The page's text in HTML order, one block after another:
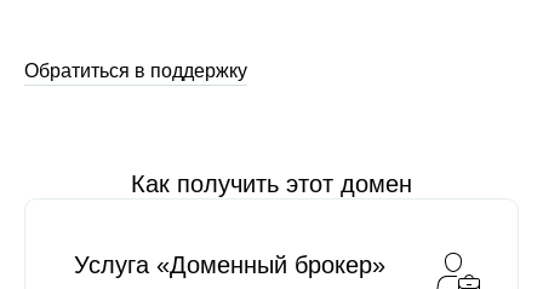
Обратиться в поддержку
Как получить этот домен
Услуга «Доменный брокер»